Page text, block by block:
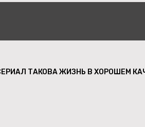
ТАКОВА ЖИЗНЬ В ХОРОШЕМ